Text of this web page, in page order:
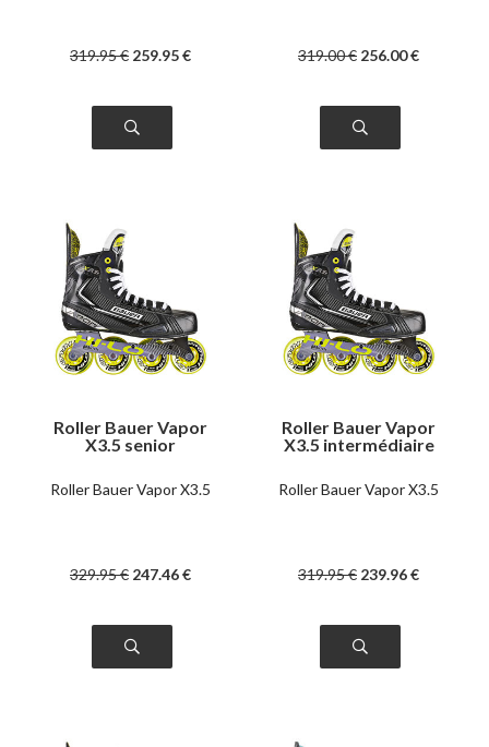
319.95€ 259.95€ 319.00€ 256.00€
Roller Bauer Vapor
X3.5 senior
Roller Bauer Vapor X3.5
329.95€ 247.46€
Roller Bauer Vapor
X3.5 intermédiaire
Roller Bauer Vapor X3.5
319.95€ 239.96€